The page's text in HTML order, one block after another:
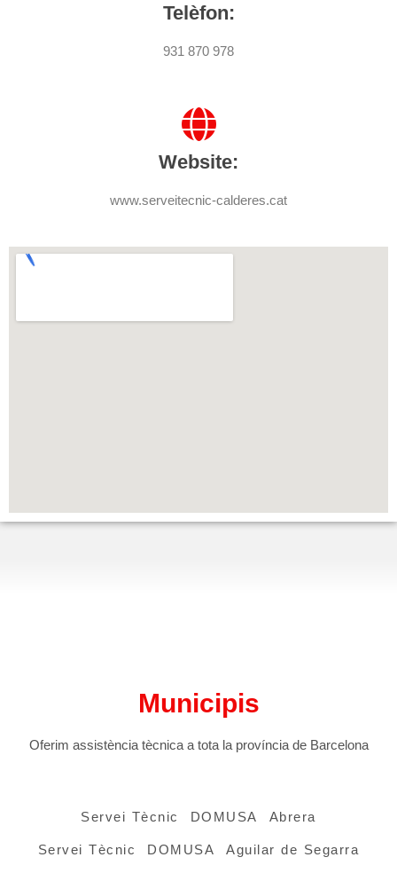
Telèfon:
931 870 978
Website:
www.serveitecnic-calderes.cat
Municipis
Oferim assistència tècnica a tota la província de Barcelona
Servei Tècnic DOMUSA Abrera
Servei Tècnic DOMUSA Aguilar de Segarra